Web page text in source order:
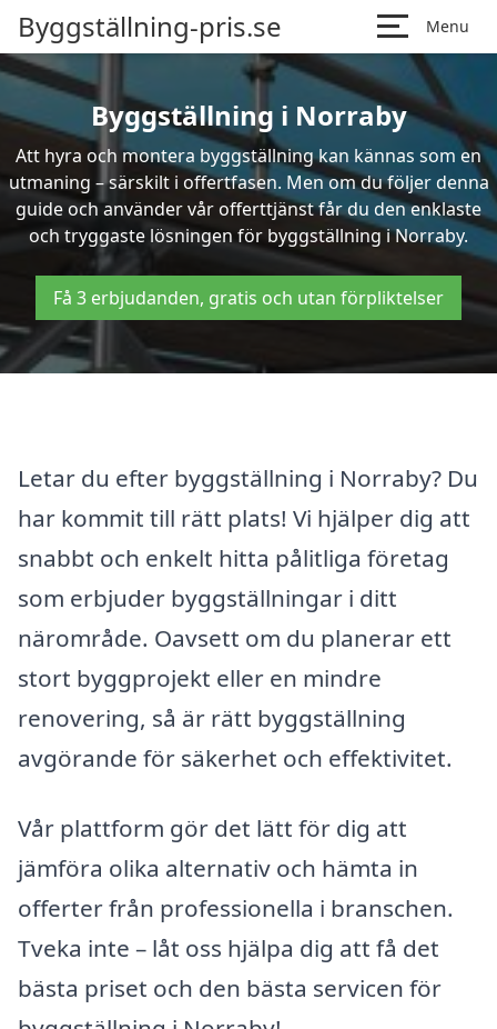
Byggställning-pris.se Menu
Byggställning i Norraby
Att hyra och montera byggställning kan kännas som en
utmaning – särskilt i offertfasen. Men om du följer denna
guide och använder vår offerttjänst får du den enklaste
och tryggaste lösningen för byggställning i Norraby.
Få 3 erbjudanden, gratis och utan förpliktelser
Letar du efter byggställning i Norraby? Du
har kommit till rätt plats! Vi hjälper dig att
snabbt och enkelt hitta pålitliga företag
som erbjuder byggställningar i ditt
närområde. Oavsett om du planerar ett
stort byggprojekt eller en mindre
renovering, så är rätt byggställning
avgörande för säkerhet och effektivitet.
Vår plattform gör det lätt för dig att
jämföra olika alternativ och hämta in
offerter från professionella i branschen.
Tveka inte – låt oss hjälpa dig att få det
bästa priset och den bästa servicen för